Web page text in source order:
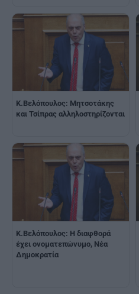
Κ.Βελόπουλος: Μητσοτάκης
και Τσίπρας αλληλοστηρίζονται
Κ.Βελόπουλος: Η διαφθορά
έχει ονοματεπώνυμο, Νέα
Δημοκρατία